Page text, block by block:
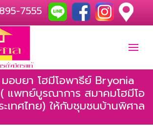
อบยา โฮมีโอพาธีย์ Bryonia
แพทย์บูรณาการ สมาคมโฮมีโอ
เทศไทย) ให้กับชุมชนบ้านพิศาล
7555